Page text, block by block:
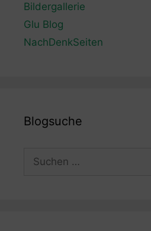
Bildergallerie
Glu Blog
NachDenkSeiten
Blogsuche